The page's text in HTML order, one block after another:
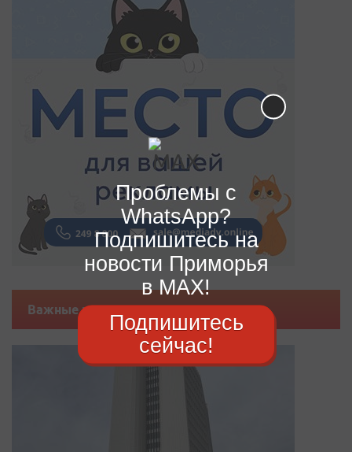
Важные новости
Проблемы с
WhatsApp?
Подпишитесь на
новости Приморья
в MAX!
Подпишитесь
сейчас!